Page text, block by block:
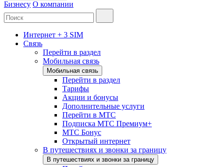
Бизнесу О компании
Интернет + 3 SIM
Связь
Перейти в раздел
Мобильная связь
Мобильная связь
Перейти в раздел
Тарифы
Акции и бонусы
Дополнительные услуги
Перейти в МТС
Подписка МТС Премиум+
МТС Бонус
Открытый интернет
В путешествиях и звонки за границу
В путешествиях и звонки за границу